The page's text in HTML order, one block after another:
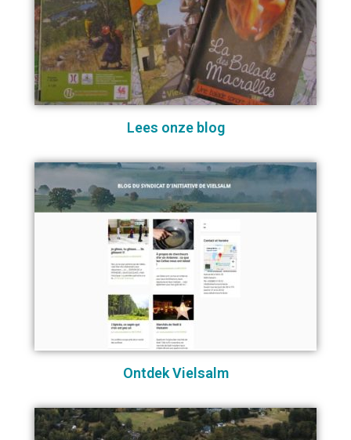
Lees onze blog
Ontdek Vielsalm